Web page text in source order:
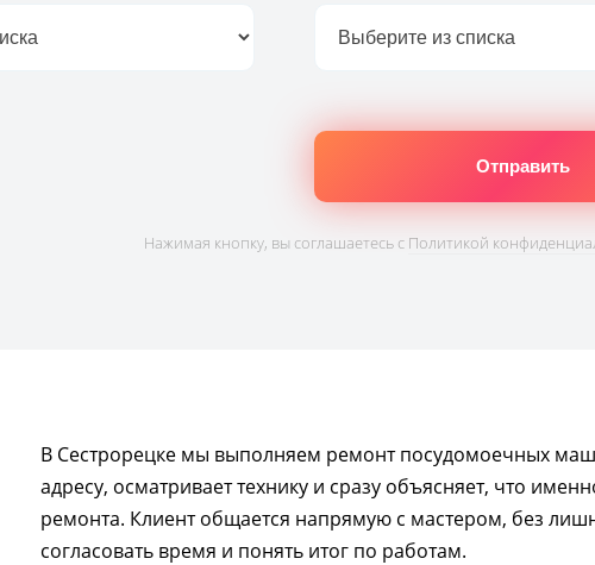
Нажимая кнопку, вы соглашаетесь с Политикой
В Сестрорецке мы выполняем ремонт посудомоечных
адресу, осматривает технику и сразу объясняет, что
ремонта. Клиент общается напрямую с мастером, без
согласовать время и понять итог по работам.